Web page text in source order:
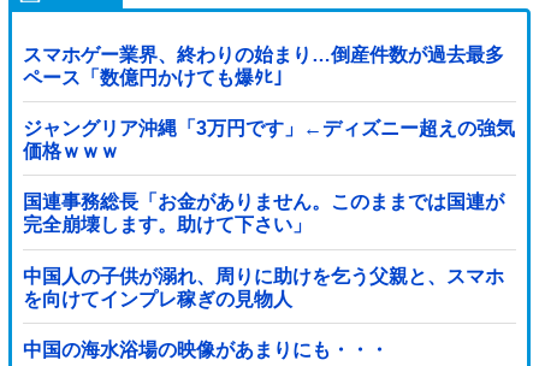
スマホゲー業界、終わりの始まり…倒産件数が過去最多
ペース「数億円かけても爆ﾀﾋ」
ジャングリア沖縄「3万円です」←ディズニー超えの強気
価格ｗｗｗ
国連事務総長「お金がありません。このままでは国連が
完全崩壊します。助けて下さい」
中国人の子供が溺れ、周りに助けを乞う父親と、スマホ
を向けてインプレ稼ぎの見物人
中国の海水浴場の映像があまりにも・・・